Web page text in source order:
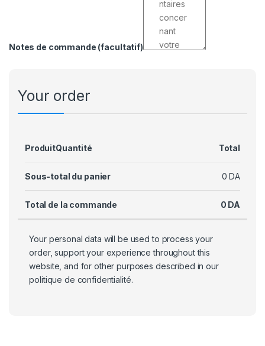
Notes de commande (facultatif)
Your order
ProduitQuantité Total
Sous-total du panier 0 DA
Total de la commande 0 DA
Your personal data will be used to process your
order, support your experience throughout this
website, and for other purposes described in our
politique de confidentialité.